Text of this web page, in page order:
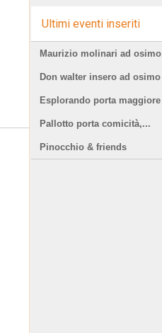
Ultimi eventi inseriti
Maurizio molinari ad osimo
Don walter insero ad osimo
Esplorando porta maggiore
Pallotto porta comicità,...
Pinocchio & friends